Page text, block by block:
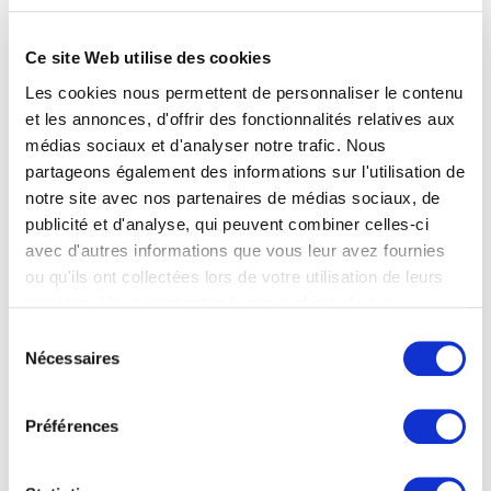
Ce site Web utilise des cookies
Les cookies nous permettent de personnaliser le contenu
et les annonces, d'offrir des fonctionnalités relatives aux
médias sociaux et d'analyser notre trafic. Nous
partageons également des informations sur l'utilisation de
notre site avec nos partenaires de médias sociaux, de
publicité et d'analyse, qui peuvent combiner celles-ci
avec d'autres informations que vous leur avez fournies
ou qu'ils ont collectées lors de votre utilisation de leurs
Nécessaires
Préférences
pourquoi nous avons construit notre offre
pour et avec les entreprises.
✅Des candidats sélectionnésvia des
processus rigoureux de tests cognitifs et de
mise en situation.
Des formations pratiques
pour qu’ils
démarrent en entreprise avec des premières
compétences opérationnelles très
✅Un rythme d’alternance souple et adapté
exigences pédagogiques, grâce à l’hybridation